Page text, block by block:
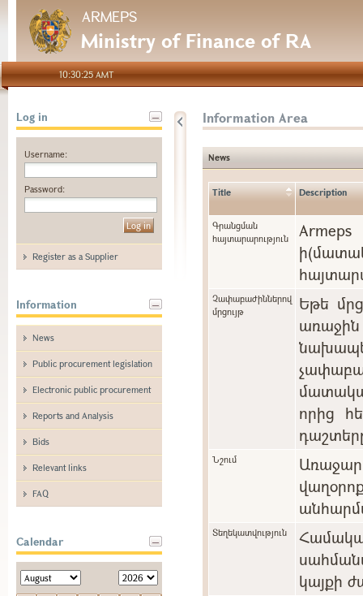
ARMEPS
Ministry of Finance of RA
10:30:25 AMT
Log in
Username:
Password:
Register as a Supplier
Information
News
Public procurement legislation
Electronic public procurement
Reports and Analysis
Bids
Relevant links
FAQ
Calendar
Information Area
News
Title Description
Գրանցման
հայտարարություն
Չափաբաժիններով
մրցույթ
Եթե
առաջին
որից
Նշում
Տեղեկատվություն
կայքի